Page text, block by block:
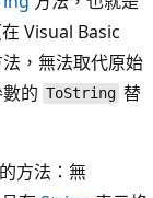
Visual Basic
，無法取代原始
的 ToString 替
方法：無